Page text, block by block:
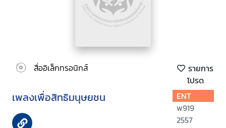
สื่ออิเล็กทรอนิกส์
รายการ
โปรด
เพลงเพื่อสิทธิมนุษยชน
ENT
พ919
2557